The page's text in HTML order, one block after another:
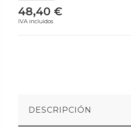
48,40 €
IVA incluidos
DESCRIPCIÓN